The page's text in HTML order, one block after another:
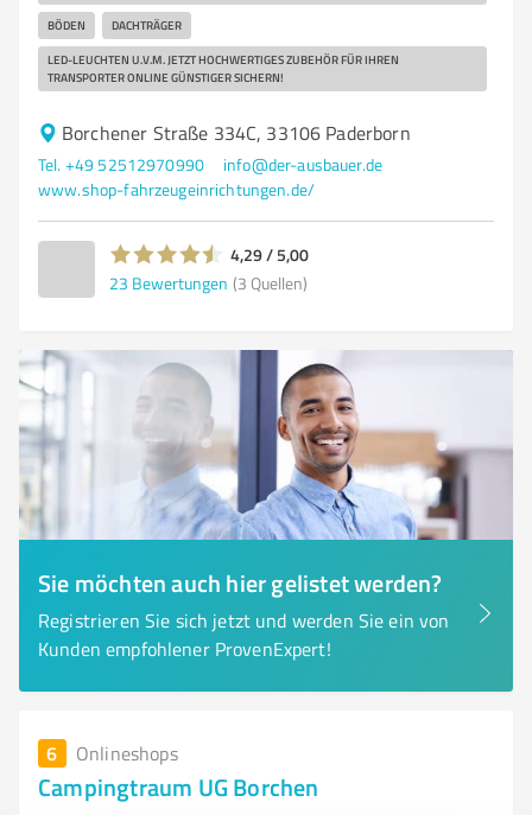
BÖDEN DACHTRÄGER
LED-LEUCHTEN U.V.M. JETZT HOCHWERTIGES ZUBEHÖR FÜR IHREN
TRANSPORTER ONLINE GÜNSTIGER SICHERN!
Borchener Straße 334C, 33106 Paderborn
Tel. +49 52512970990
info@der-ausbauer.de
www.shop-fahrzeugeinrichtungen.de/
4,29 / 5,00
23 Bewertungen (3 Quellen)
Sie möchten auch hier gelistet werden?
Registrieren Sie sich jetzt und werden Sie ein von
Kunden empfohlener ProvenExpert!
6 Onlineshops
Campingtraum UG Borchen